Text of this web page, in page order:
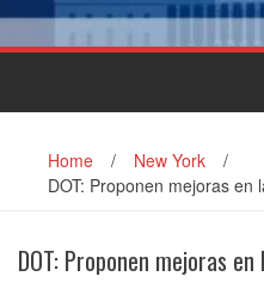
Home / New York
/
DOT: Proponen mejoras en
DOT: Proponen mejoras